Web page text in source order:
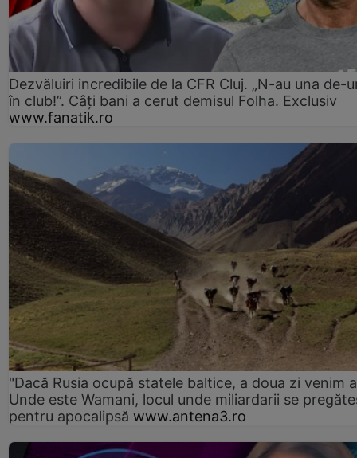
Dezvăluiri incredibile de la CFR Cluj. „N-au una de-
în club!”. Câți bani a cerut demisul Folha. Exclusiv
www.fanatik.ro
"Dacă Rusia ocupă statele baltice, a doua zi venim
Unde este Wamani, locul unde miliardarii se
pentru apocalipsă www.antena3.ro